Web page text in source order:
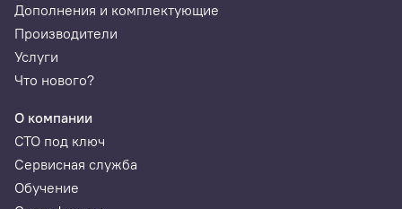
Пределы допускаемой относительной
абсолютной погрешности в диапазоне 0-
0,200 мг/л
включения при температуре окружающего
воздуха (20±5] °С, не более
Время измерения после отбора пробы, не
более
Дополнения и комплектующие
Производители
Услуги
Что нового?
О компании
СТО под ключ
Сервисная служба
Обучение